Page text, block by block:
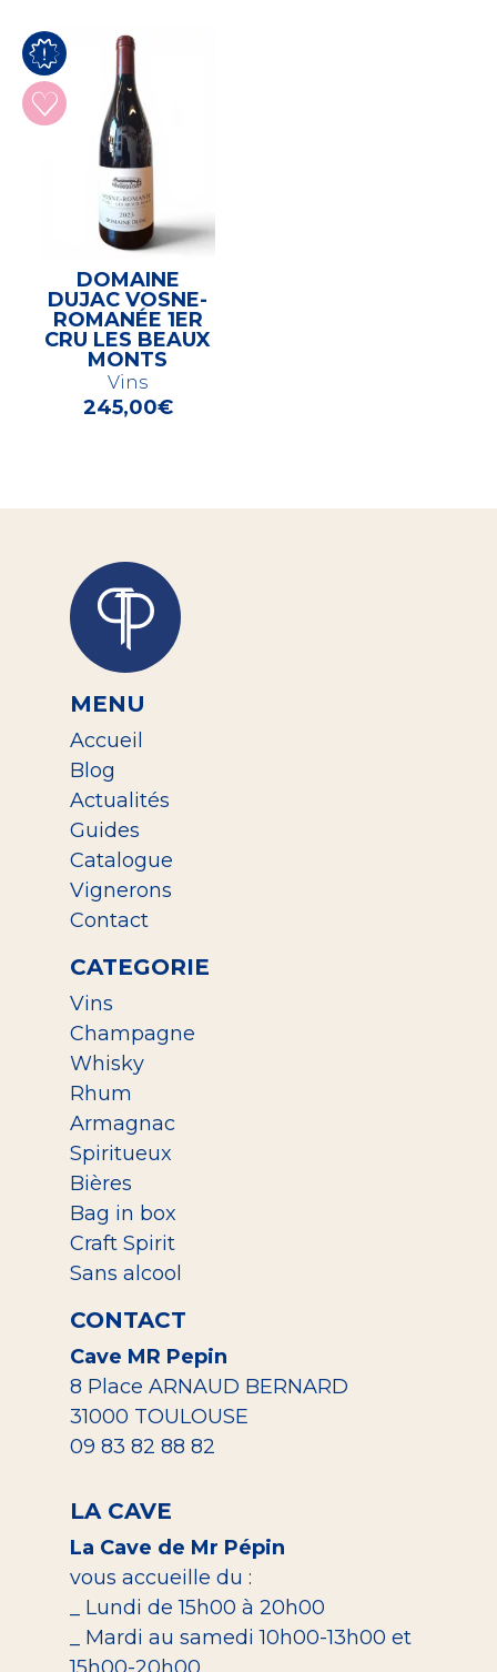
DOMAINE
DUJAC VOSNE-
ROMANÉE 1ER
CRU LES BEAUX
MONTS
Vins
245,00€
MENU
Accueil
Blog
Actualités
Guides
Catalogue
Vignerons
Contact
CATEGORIE
Vins
Champagne
Whisky
Rhum
Armagnac
Spiritueux
Bières
Bag in box
Craft Spirit
Sans alcool
CONTACT
Cave MR Pepin
8 Place ARNAUD BERNARD
31000 TOULOUSE
09 83 82 88 82
LA CAVE
La Cave de Mr Pépin
vous accueille du :
_ Lundi de 15h00 à 20h00
_ Mardi au samedi 10h00-13h00 et
15h00-20h00